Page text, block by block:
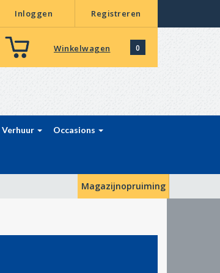
Inloggen Registreren
Winkelwagen 0
Verhuur Occasions
Magazijnopruiming